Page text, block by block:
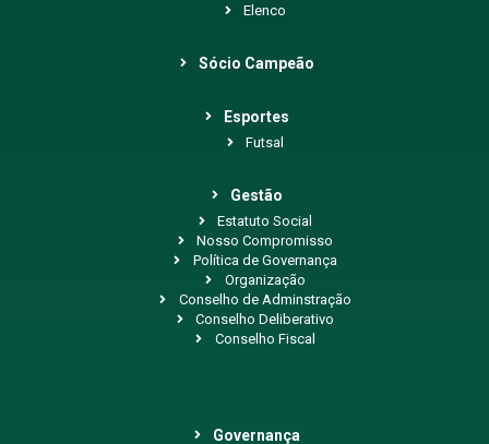
Elenco
Sócio Campeão
Esportes
Futsal
Gestão
Estatuto Social
Nosso Compromisso
Política de Governança
Organização
Conselho de Adminstração
Conselho Deliberativo
Conselho Fiscal
Governança